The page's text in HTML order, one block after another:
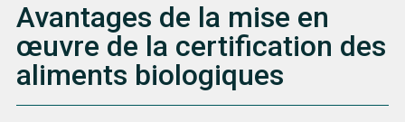
Avantages de la mise en
œuvre de la certification des
aliments biologiques